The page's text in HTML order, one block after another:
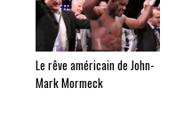
Le rêve américain de John-
Mark Mormeck